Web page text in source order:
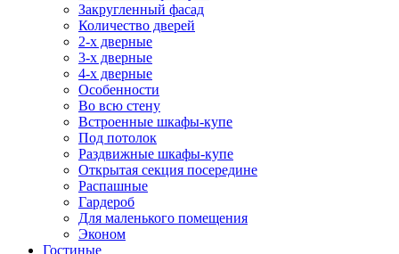
Закругленный фасад
Количество дверей
2-х дверные
3-х дверные
4-х дверные
Особенности
Во всю стену
Встроенные шкафы-купе
Под потолок
Раздвижные шкафы-купе
Открытая секция посередине
Распашные
Гардероб
Для маленького помещения
Эконом
Гостиные